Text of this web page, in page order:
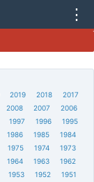
⋮
2019 2018
2017
2008 2007
2006
1997 1996
1995
1986 1985
1984
1975 1974
1973
1964 1963
1962
1953 1952
1951